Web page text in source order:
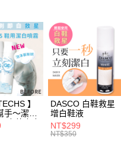
】
手～潔白
皮革麂皮
DASCO 白鞋救星
增白鞋液
NT$299
NT$350